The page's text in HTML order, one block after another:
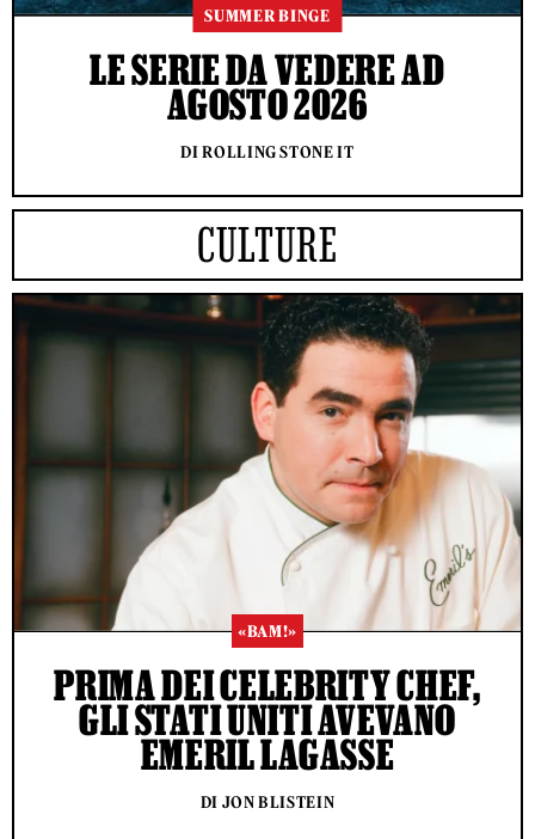
SUMMER BINGE
LE SERIE DA VEDERE AD
AGOSTO 2026
DI ROLLING STONE IT
CULTURE
«BAM!»
PRIMA DEI CELEBRITY CHEF,
GLI STATI UNITI AVEVANO
EMERIL LAGASSE
DI JON BLISTEIN